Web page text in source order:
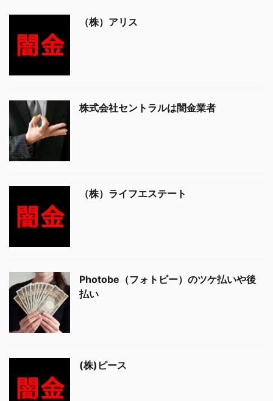
（株）アリス
株式会社セントラルは闇金業者
（株）ライフエステート
Photobe（フォトビー）のツケ払いや後
払い
(株)ピース